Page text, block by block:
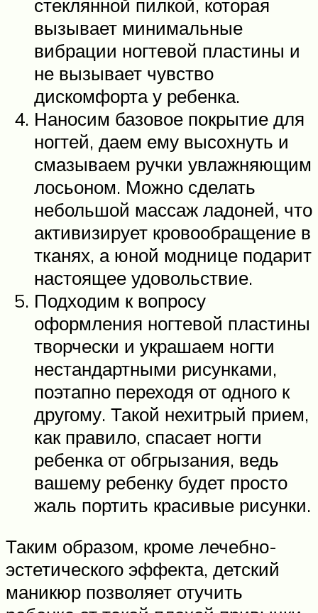
стеклянной пилкой, которая
вызывает минимальные
вибрации ногтевой пластины и
не вызывает чувство
дискомфорта у ребенка.
Наносим базовое покрытие для
ногтей, даем ему высохнуть и
смазываем ручки увлажняющим
лосьоном. Можно сделать
небольшой массаж ладоней, что
активизирует кровообращение в
тканях, а юной моднице подарит
настоящее удовольствие.
Подходим к вопросу
оформления ногтевой пластины
творчески и украшаем ногти
нестандартными рисунками,
поэтапно переходя от одного к
другому. Такой нехитрый прием,
как правило, спасает ногти
ребенка от обгрызания, ведь
вашему ребенку будет просто
жаль портить красивые рисунки.
Таким образом, кроме лечебно-
эстетического эффекта, детский
маникюр позволяет отучить